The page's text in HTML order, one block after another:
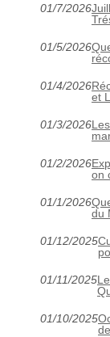
01/7/2026
01/5/2026
01/4/2026
et
01/3/2026
01/2/2026
on
01/1/2026
du
01/12/2025
01/11/2025
01/10/2025